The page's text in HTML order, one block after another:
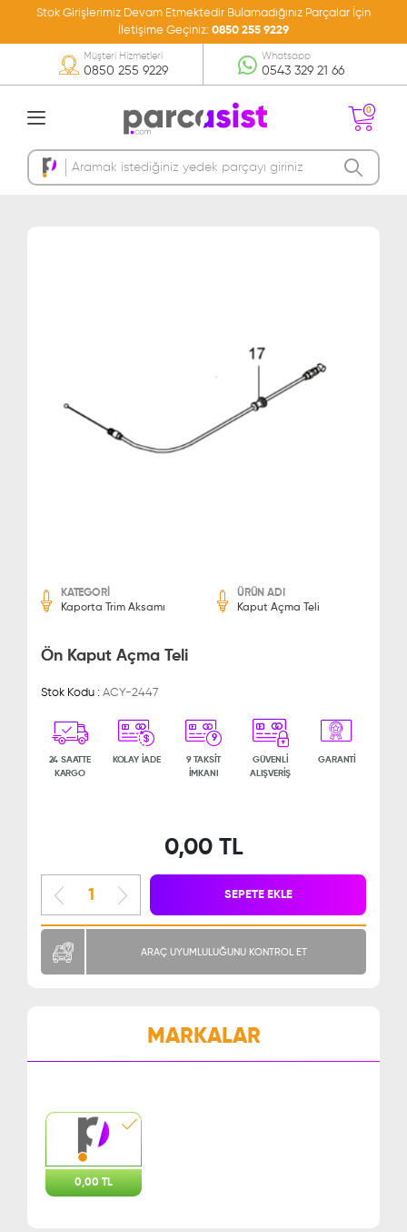
Stok Girişlerimiz Devam Etmektedir Bulamadığınız Parçalar İçin
İletişime Geçiniz: 0850 255 9229
0850 255 9229
Müşteri Hizmetleri
0543 329 21 66
Whatsapp
0
Sepetinizde Ürün
KATEGORİ
Kaporta Trim Aksamı
ÜRÜN ADI
Kaput Açma Teli
Ön Kaput Açma Teli
Stok Kodu : ACY-2447
24 SAATTE
KARGO
KOLAY İADE
9
9 TAKSİT
İMKANI
GÜVENLİ
ALIŞVERİŞ
GARANTİ
0,00 TL
SEPETE EKLE
ARAÇ UYUMLULUĞUNU KONTROL ET
MARKALAR
0,00 TL